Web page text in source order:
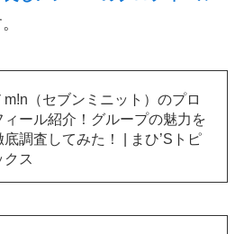
m!n（セブンミニット）のプロ
ィール紹介！グループの魅力を
底調査してみた！ | まひ’Sトピ
クス